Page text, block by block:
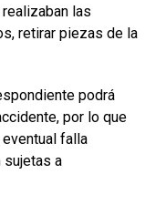
las
retirar piezas de la
podrá
por lo que
falla
sujetas a